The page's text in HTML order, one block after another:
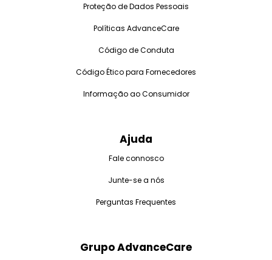
Proteção de Dados Pessoais
Políticas AdvanceCare
Código de Conduta
Código Ético para Fornecedores
Informação ao Consumidor
Ajuda
Fale connosco
Junte-se a nós
Perguntas Frequentes
Grupo AdvanceCare